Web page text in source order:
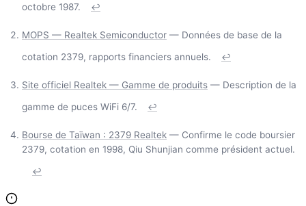
octobre 1987.
↩
MOPS — Realtek Semiconductor — Données de base de la
cotation 2379, rapports financiers annuels.
↩
Site officiel Realtek — Gamme de produits — Description de la
gamme de puces WiFi 6/7.
↩
Bourse de Taïwan : 2379 Realtek — Confirme le code boursier
2379, cotation en 1998, Qiu Shunjian comme président actuel.
↩